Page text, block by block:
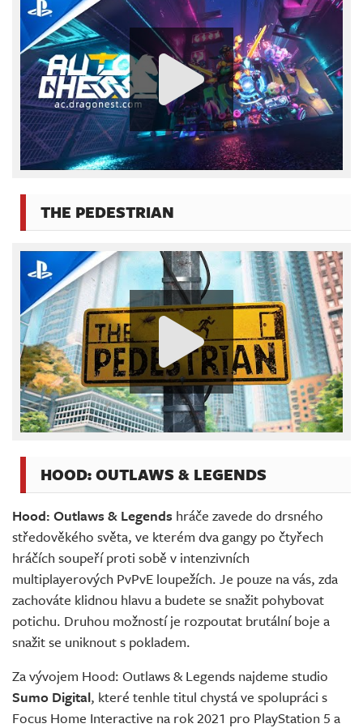
THE PEDESTRIAN
HOOD: OUTLAWS & LEGENDS
Hood: Outlaws & Legends hráče zavede do drsného
středověkého světa, ve kterém dva gangy po čtyřech
hráčích soupeří proti sobě v intenzivních
multiplayerových PvPvE loupežích. Je pouze na vás, zda
zachováte klidnou hlavu a budete se snažit pohybovat
potichu. Druhou možností je rozpoutat brutální boje a
snažit se uniknout s pokladem.
Za vývojem Hood: Outlaws & Legends najdeme studio
Sumo Digital, které tenhle titul chystá ve spolupráci s
Focus Home Interactive na rok 2021 pro PlayStation 5 a